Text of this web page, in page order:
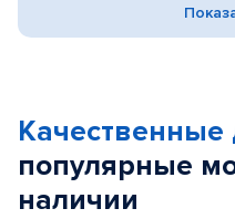
Качественные
популярные
наличии